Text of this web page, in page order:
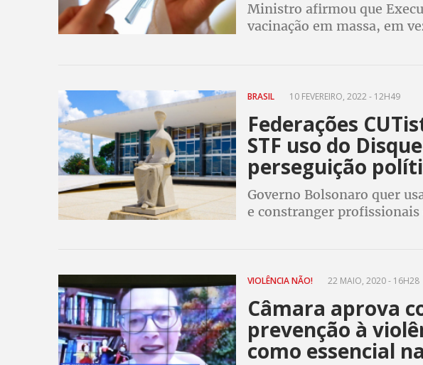
Ministro afirmou que
vacinação em massa, em
BRASIL 10 FEVEREIRO, 2022 - 12H49
Federações
STF uso do
perseguição
Governo Bolsonaro quer
e constranger profissionais
VIOLÊNCIA NÃO! 22 MAIO, 2020 - 16H28
Câmara aprova
prevenção à
como essencial